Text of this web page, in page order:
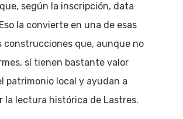
que, según la inscripción, data
la convierte en una de esas
construcciones que, aunque no
sí tienen bastante valor
patrimonio local y ayudan a
la lectura histórica de Lastres.